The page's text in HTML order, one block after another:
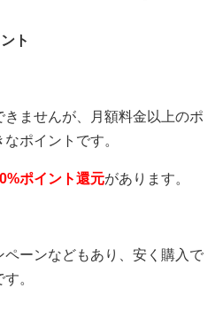
ト
ませんが、月額料金以上のポ
ポイントです。
ポイント還元があります。
ーンなどもあり、安く購入で
。